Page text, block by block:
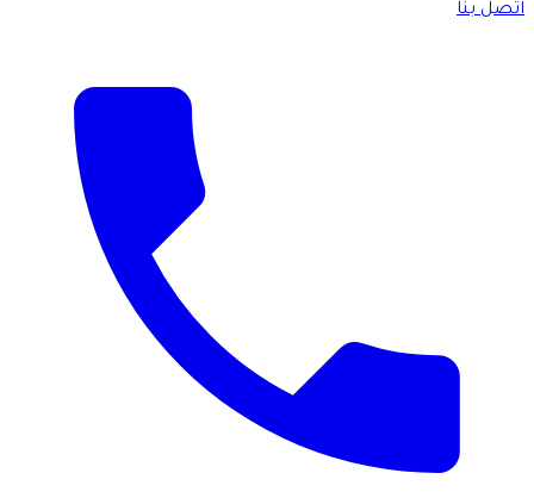
اتصل بنا